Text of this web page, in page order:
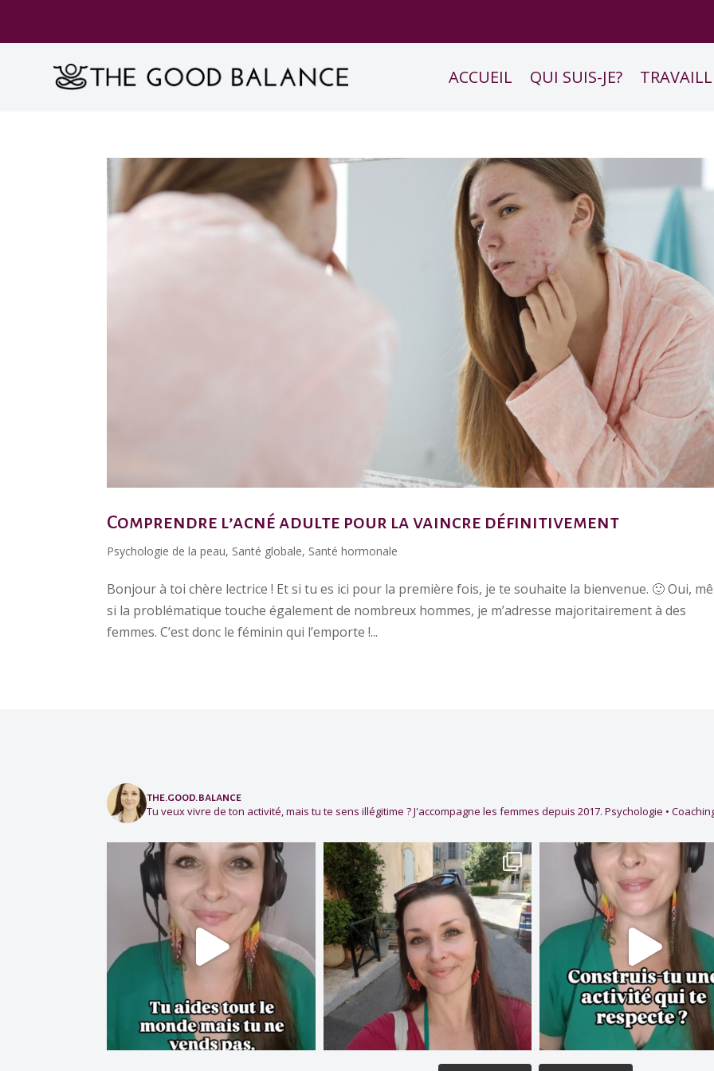
ACCUEIL QUI SUIS-JE?
Comprendre l’acné adulte pour la vaincre définitivement
Psychologie de la peau, Santé globale, Santé hormonale
Bonjour à toi chère lectrice ! Et si tu es ici pour la première fois, je te souhaite la bienvenue. 🙂 Oui,
si la problématique touche également de nombreux hommes, je m’adresse majoritairement à des
femmes. C’est donc le féminin qui l’emporte !...
the.good.balance
Tu veux vivre de ton activité, mais tu te sens illégitime ?J'accompagne les femmes depuis 2017. Psychologie •